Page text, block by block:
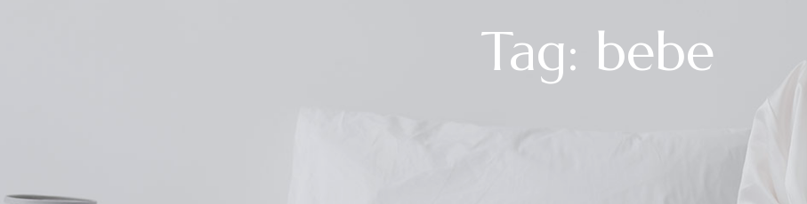
Tag: bebe